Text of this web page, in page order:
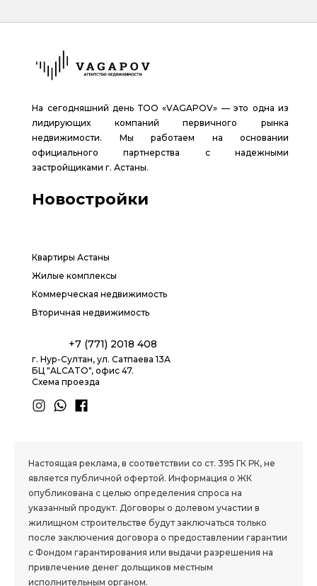
На сегодняшний день ТОО «VAGAPOV» — это одна из
лидирующих компаний первичного рынка
недвижимости. Мы работаем на основании
официального партнерства с надежными
застройщиками г. Астаны.
Новостройки
Квартиры Астаны
Жилые комплексы
Коммерческая недвижимость
Вторичная недвижимость
+7 (771) 2018 408
г. Нур-Султан, ул. Сатпаева 13А
БЦ "ALCATO", офис 47.
Схема проезда
Настоящая реклама, в соответствии со ст. 395 ГК РК, не
является публичной офертой. Информация о ЖК
опубликована с целью определения спроса на
указанный продукт. Договоры о долевом участии в
жилищном строительстве будут заключаться только
после заключения договора о предоставлении гарантии
с Фондом гарантирования или выдачи разрешения на
привлечение денег дольщиков местным
исполнительным органом.